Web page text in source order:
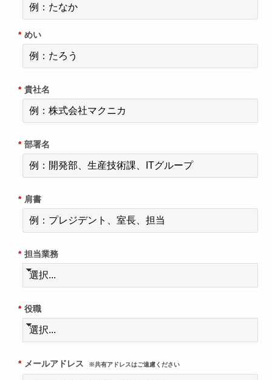
* めい
* 貴社名
* 部署名
* 肩書
* 担当業務
* 役職
* メールアドレス ※共有アドレスはご遠慮ください